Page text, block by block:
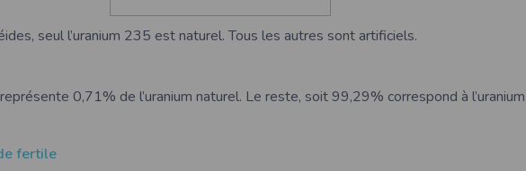
seul l’uranium 235 est naturel. Tous les autres sont artificiels.
0,71% de l’uranium naturel. Le reste, soit 99,29% correspond à l’uranium
fertile